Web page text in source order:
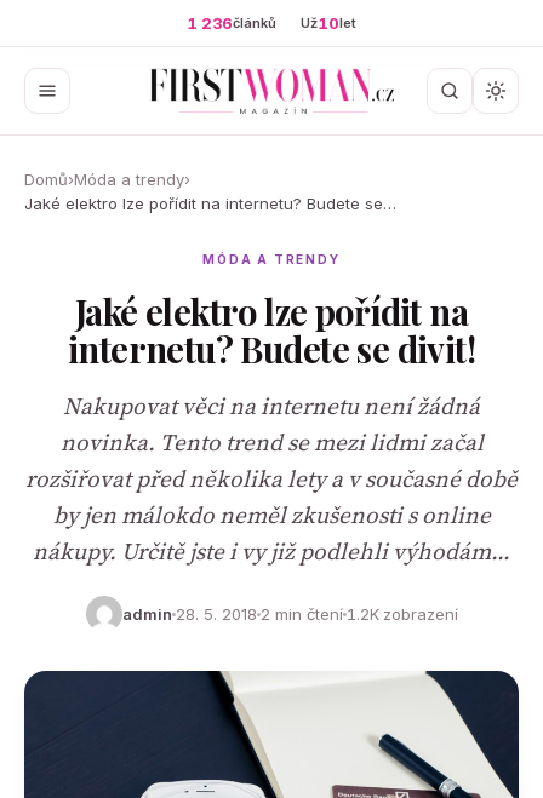
1 236článků Už10let
Domů›Móda a trendy›
Jaké elektro lze pořídit na internetu? Budete se…
MÓDA A TRENDY
Jaké elektro lze pořídit na
internetu? Budete se divit!
Nakupovat věci na internetu není žádná
novinka. Tento trend se mezi lidmi začal
rozšiřovat před několika lety a v současné době
by jen málokdo neměl zkušenosti s online
nákupy. Určitě jste i vy již podlehli výhodám…
admin 28. 5. 2018 2 min čtení1.2K zobrazení